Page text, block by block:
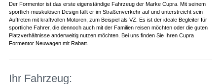
Der Formentor ist das erste eigenständige Fahrzeug der Marke Cupra. Mit seinem
sportlich-muskulösen Design fällt er im Straßenverkehr auf und unterstreicht sein
Auftreten mit kraftvollen Motoren, zum Beispiel als VZ. Es ist der ideale Begleiter für
sportliche Fahrer, die dennoch auch mit der Familien reisen möchten oder die guten
Platzverhältnisse anderweitig nutzen möchten. Bei uns finden Sie Ihren Cupra
Formentor Neuwagen mit Rabatt.
Ihr Fahrzeug: